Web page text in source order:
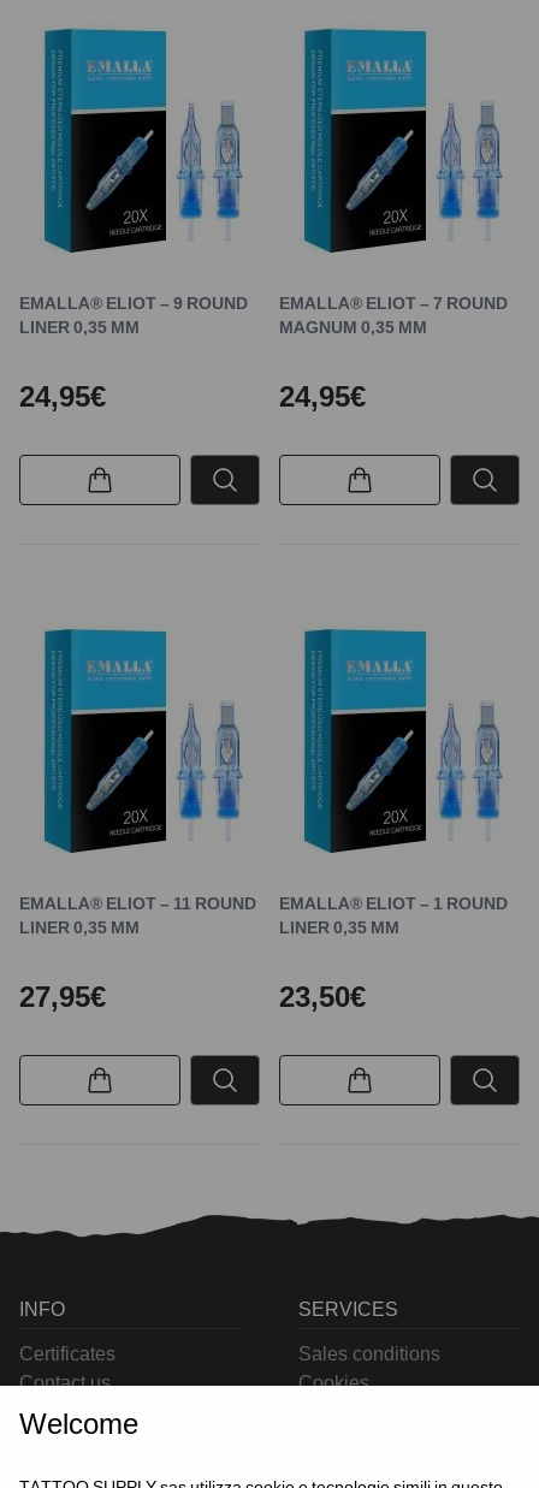
EMALLA® ELIOT – 9 ROUND
LINER 0,35 MM
24,95€
EMALLA® ELIOT – 7 ROUND
MAGNUM 0,35 MM
24,95€
EMALLA® ELIOT – 11 ROUND
LINER 0,35 MM
27,95€
EMALLA® ELIOT – 1 ROUND
LINER 0,35 MM
23,50€
INFO
Certificates
Contact us
SERVICES
Sales conditions
Cookies
Welcome